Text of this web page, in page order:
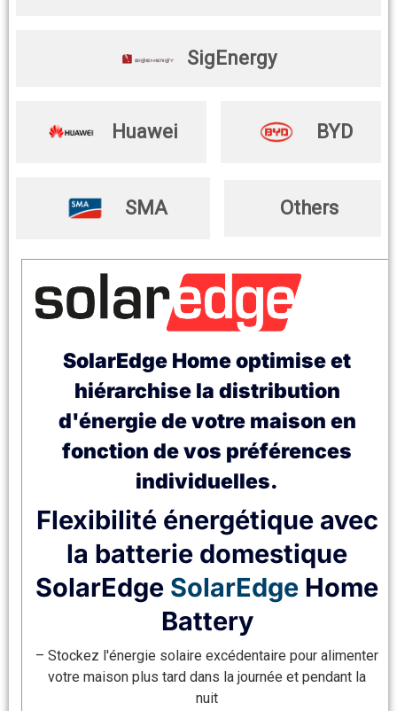
SigEnergy
Huawei BYD
SMA Others
SolarEdge Home optimise et
hiérarchise la distribution
d'énergie de votre maison en
fonction de vos préférences
individuelles.
Flexibilité énergétique avec
la batterie domestique
SolarEdge SolarEdge Home
Battery
– Stockez l'énergie solaire excédentaire pour alimenter
votre maison plus tard dans la journée et pendant la
nuit